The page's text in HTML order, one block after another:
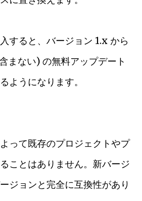
すると、バージョン 1.x から
まない) の無料アップデート
ようになります。
って既存のプロジェクトやプ
ことはありません。新バージ
ジョンと完全に互換性があり